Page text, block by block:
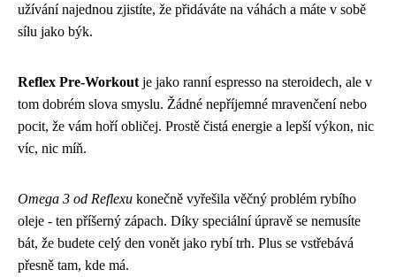
užívání najednou zjistíte, že přidáváte na váhách a máte v sobě
sílu jako býk.
Reflex Pre-Workout je jako ranní espresso na steroidech, ale v
tom dobrém slova smyslu. Žádné nepříjemné mravenčení nebo
pocit, že vám hoří obličej. Prostě čistá energie a lepší výkon, nic
víc, nic míň.
Omega 3 od Reflexu konečně vyřešila věčný problém rybího
oleje - ten příšerný zápach. Díky speciální úpravě se nemusíte
bát, že budete celý den vonět jako rybí trh. Plus se vstřebává
přesně tam, kde má.